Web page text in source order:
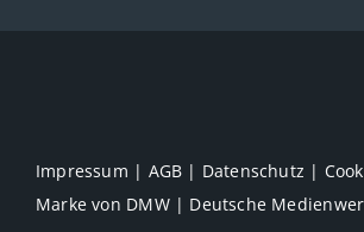
Impressum | AGB | Datenschutz |
Marke von DMW | Deutsche